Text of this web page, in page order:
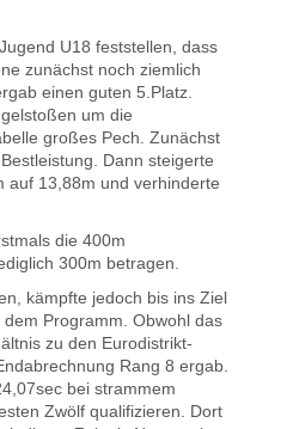
U18 feststellen, dass
zunächst noch ziemlich
einen guten 5.Platz.
um die
großes Pech. Zunächst
Dann steigerte
auf 13,88m und verhinderte
die 400m
300m betragen.
kämpfte jedoch bis ins Ziel
Programm. Obwohl das
zu den Eurodistrikt-
Rang 8 ergab.
bei strammem
Zwölf qualifizieren. Dort